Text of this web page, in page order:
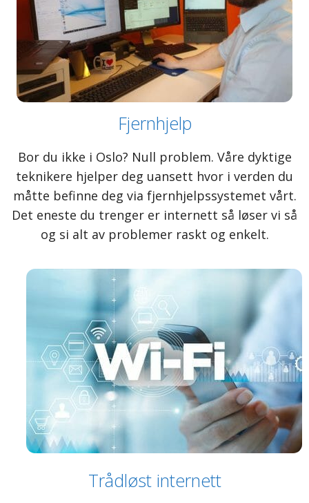
Fjernhjelp
Bor du ikke i Oslo? Null problem. Våre dyktige
teknikere hjelper deg uansett hvor i verden du
måtte befinne deg via fjernhjelpssystemet vårt.
Det eneste du trenger er internett så løser vi så
og si alt av problemer raskt og enkelt.​
Trådløst internett